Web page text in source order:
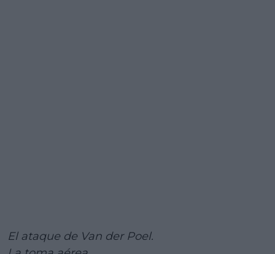
El ataque de Van der Poel.